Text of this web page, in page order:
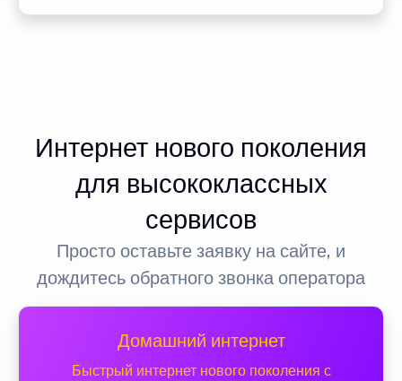
Интернет нового поколения
для высококлассных
сервисов
Просто оставьте заявку на сайте, и
дождитесь обратного звонка оператора
Домашний интернет
Быстрый интернет нового поколения с